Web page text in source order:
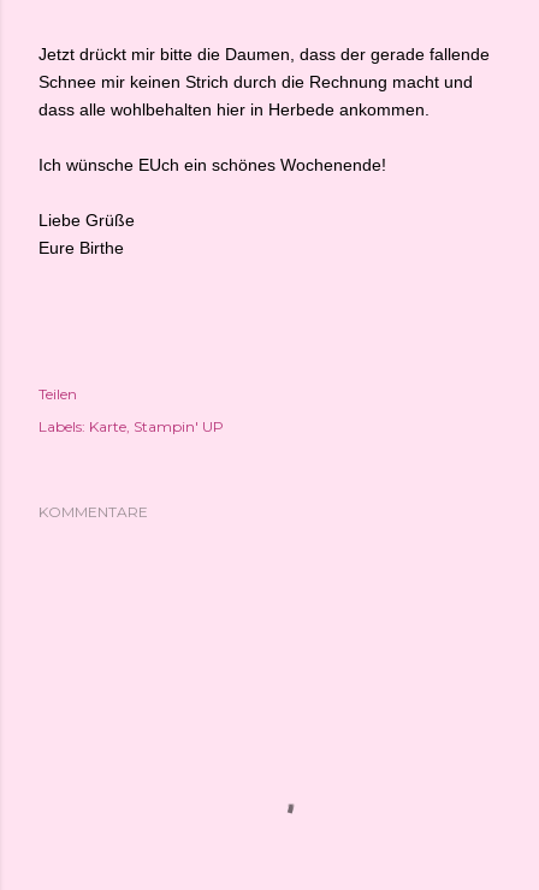
Jetzt drückt mir bitte die Daumen, dass der gerade fallende
Schnee mir keinen Strich durch die Rechnung macht und
dass alle wohlbehalten hier in Herbede ankommen.
Ich wünsche EUch ein schönes Wochenende!
Liebe Grüße
Eure Birthe
Teilen
Labels: Karte Stampin' UP
KOMMENTARE